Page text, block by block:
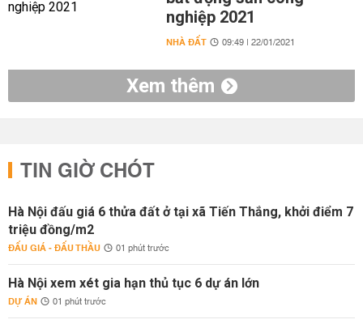
nghiệp 2021
NHÀ ĐẤT 09:49 | 22/01/2021
Xem thêm
TIN GIỜ CHÓT
Hà Nội đấu giá 6 thửa đất ở tại xã Tiến Thắng, khởi điểm 7
triệu đồng/m2
ĐẤU GIÁ - ĐẤU THẦU 01 phút trước
Hà Nội xem xét gia hạn thủ tục 6 dự án lớn
DỰ ÁN 01 phút trước